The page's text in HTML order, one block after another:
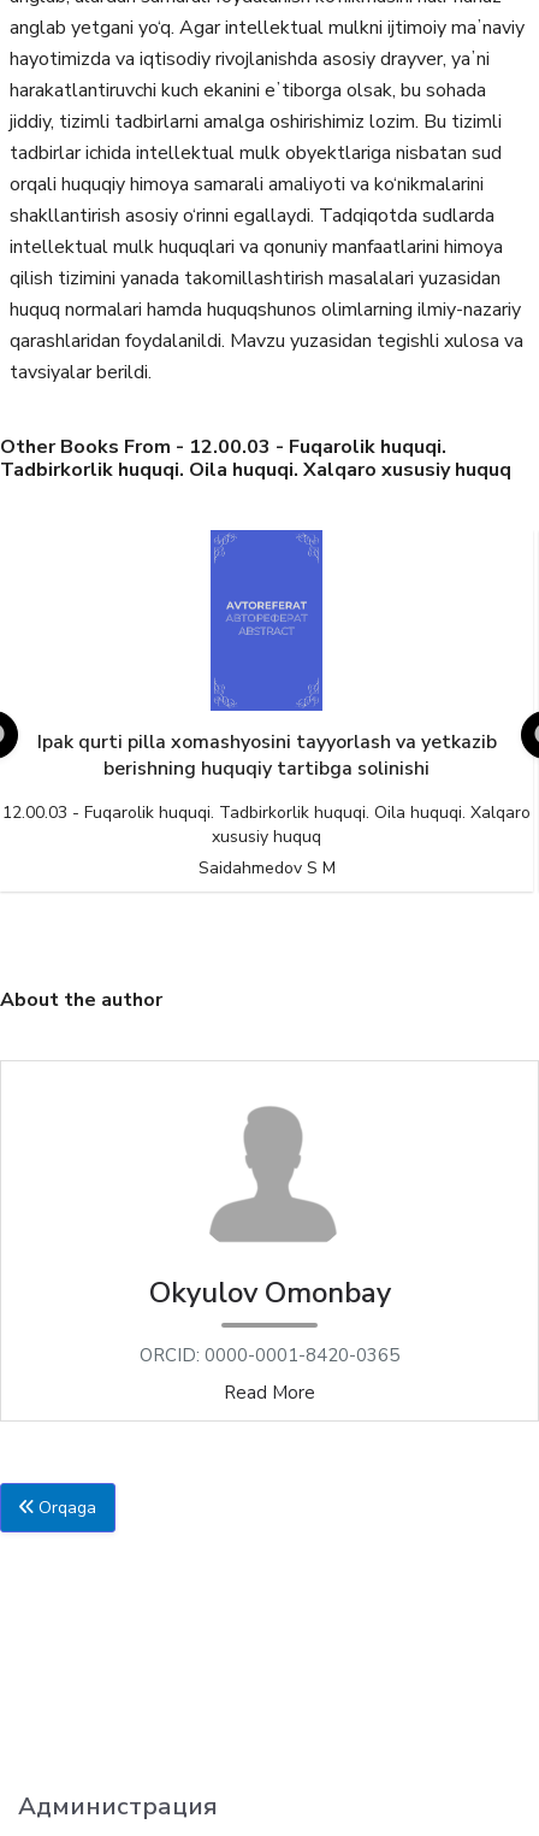
anglab yetgani yo‘q. Аgar intellektual mulkni ijtimoiy maʼnaviy
hayotimizda va iqtisodiy rivojlanishda asosiy drayver, yaʼni
harakatlantiruvchi kuch ekanini eʼtiborga olsak, bu sohada
jiddiy, tizimli tadbirlarni amalga oshirishimiz lozim. Bu tizimli
tadbirlar ichida intellektual mulk obyektlariga nisbatan sud
orqali huquqiy himoya samarali amaliyoti va ko‘nikmalarini
shakllantirish asosiy o‘rinni egallaydi. Tadqiqotda sudlarda
intellektual mulk huquqlari va qonuniy manfaatlarini himoya
qilish tizimini yanada takomillashtirish masalalari yuzasidan
huquq normalari hamda huquqshunos olimlarning ilmiy-nazariy
qarashlaridan foydalanildi. Mavzu yuzasidan tegishli xulosa va
tavsiyalar berildi.
Other Books From - 12.00.03 - Fuqarolik huquqi.
Tadbirkorlik huquqi. Oila huquqi. Xalqaro xususiy huquq
Ipak qurti pilla xomashyosini tayyorlash va yetkazib
berishning huquqiy tartibga solinishi
12.00.03 - Fuqarolik huquqi. Tadbirkorlik huquqi. Oila huquqi. Xalqaro
xususiy huquq
Saidahmedov S M
About the author
Okyulov Omonbay
ORCID: 0000-0001-8420-0365
Read More
Orqaga
Администрация